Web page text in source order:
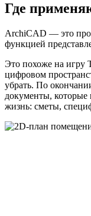
Где
ArchiCAD — это
функцией
Это похоже на игру
цифровом
убрать. По
документы, которые
жизнь: сметы,